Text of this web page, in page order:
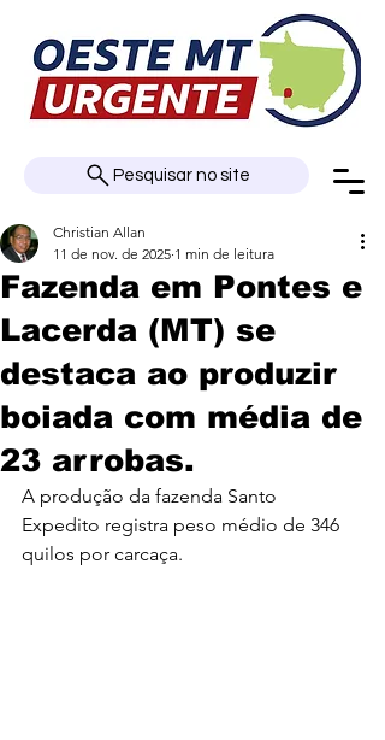
Pesquisar no site
Fazenda em Pontes e
Lacerda (MT) se
destaca ao produzir
boiada com média de
23 arrobas.
Christian Allan
11 de nov. de 2025 1 min de leitura
A produção da fazenda Santo
Expedito registra peso médio de 346
quilos por carcaça.